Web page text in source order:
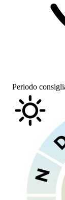
Periodo